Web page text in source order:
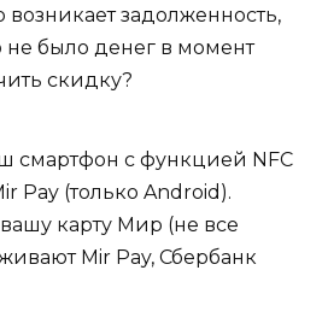
возникает задолженность,
не было денег в момент
скидку?
смартфон с функцией NFC
Pay (только Android).
карту Мир (не все
Mir Pay, Сбербанк